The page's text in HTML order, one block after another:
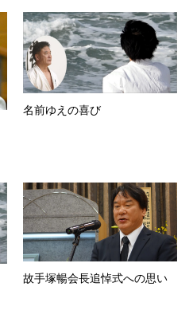
名前ゆえの喜び
故手塚暢会長追悼式への思い